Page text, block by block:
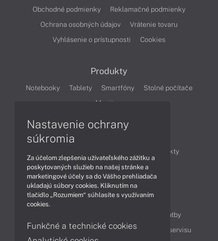
Obchodné podmienky
Reklamačné podmienky
Ochrana osobných údajov
Vrátenie tovaru
Vyhlásenie o prístupnosti
Cookies
Produkty
Notebooky Tablety Smartfóny
Stolné počítače
Monitory
Produkty
Technológie
Videá
Obsah
Možnosti doručenia a platby
Podpora a servis
Servisné služby Cenník servisu
Nastavenie ochrany
súkromia
Za účelom zlepšenia užívateľského zážitku a
poskytovaných služieb na našej stránke a
marketingové účely sa do Vášho prehliadača
ukladajú súbory cookies. Kliknutím na
tlačidlo „Rozumiem“ súhlasíte s využívaním
cookies.
Funkčné a technické cookies